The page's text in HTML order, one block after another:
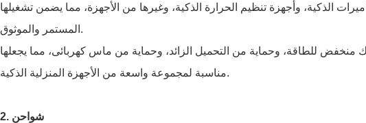
الذكية، وأجهزة تنظيم الحرارة الذكية، وغيرها من الأجهزة، مما يضمن تشغيلها
المستمر والموثوق.
منخفض للطاقة، وحماية من التحميل الزائد، وحماية من ماس كهربائى، مما يجعلها
مناسبة لمجموعة واسعة من الأجهزة المنزلية الذكية.
2. شواحن